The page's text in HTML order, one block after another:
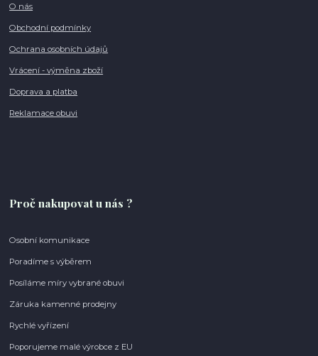
O nás
Obchodní podmínky
Ochrana osobních údajů
Vrácení - výměna zboží
Doprava a platba
Reklamace obuvi
Proč nakupovat u nás ?
Osobní komunikace
Poradíme s výběrem
Posíláme míry vybrané obuvi
Záruka kamenné prodejny
Rychlé vyřízení
Poporujeme malé výrobce z EU